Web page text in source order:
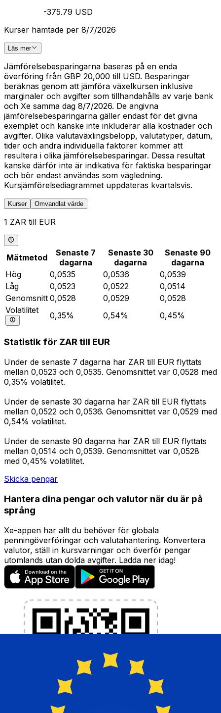
-375.79 USD
Kurser hämtade per 8/7/2026
Läs mer
Jämförelsebesparingarna baseras på en enda
överföring från GBP 20,000 till USD. Besparingar
beräknas genom att jämföra växelkursen inklusive
marginaler och avgifter som tillhandahålls av varje bank
och Xe samma dag 8/7/2026. De angivna
jämförelsebesparingarna gäller endast för det givna
exemplet och kanske inte inkluderar alla kostnader och
avgifter. Olika valutaväxlingsbelopp, valutatyper, datum,
tider och andra individuella faktorer kommer att
resultera i olika jämförelsebesparingar. Dessa resultat
kanske därför inte är indikativa för faktiska besparingar
och bör endast användas som vägledning.
Kursjämförelsediagrammet uppdateras kvartalsvis.
Kurser Omvandlat värde
1 ZAR till EUR
Mätmetod
Senaste 7
dagarna
Senaste 30
dagarna
Senaste 90
dagarna
Hög
0,0535 0,0536
0,0539
Låg
0,0523 0,0522
0,0514
Genomsnitt 0,0528 0,0529
0,0528
Volatilitet
0,35% 0,54% 0,45%
Statistik för ZAR till EUR
Under de senaste 7 dagarna har ZAR till EUR flyttats
mellan 0,0523 och 0,0535. Genomsnittet var 0,0528 med
0,35% volatilitet.
Under de senaste 30 dagarna har ZAR till EUR flyttats
mellan 0,0522 och 0,0536. Genomsnittet var 0,0529 med
0,54% volatilitet.
Under de senaste 90 dagarna har ZAR till EUR flyttats
mellan 0,0514 och 0,0539. Genomsnittet var 0,0528
med 0,45% volatilitet.
Skicka pengar
Hantera dina pengar och valutor när du är på
språng
Xe-appen har allt du behöver för globala
penningöverföringar och valutahantering. Konvertera
valutor, ställ in kursvarningar och överför pengar
utomlands utan dolda avgifter. Ladda ner idag!